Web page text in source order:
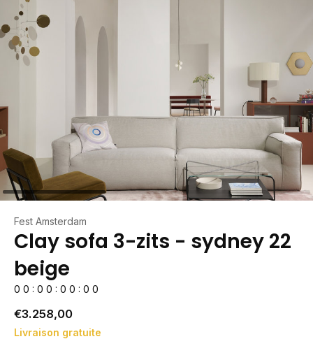
Fest Amsterdam
Clay sofa 3-zits - sydney 22
beige
0 0 : 0 0 : 0 0 : 0 0
€3.258,00
Livraison gratuite